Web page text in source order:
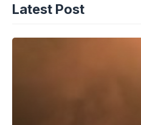
Latest Post